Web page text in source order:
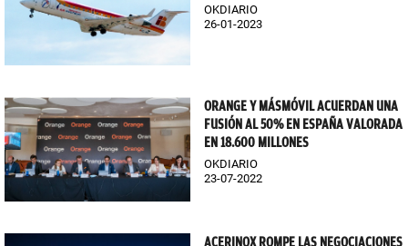
OKDIARIO
26-01-2023
ORANGE Y MÁSMÓVIL ACUERDAN UNA
FUSIÓN AL 50% EN ESPAÑA VALORADA
EN 18.600 MILLONES
OKDIARIO
23-07-2022
ACERINOX ROMPE LAS NEGOCIACIONES